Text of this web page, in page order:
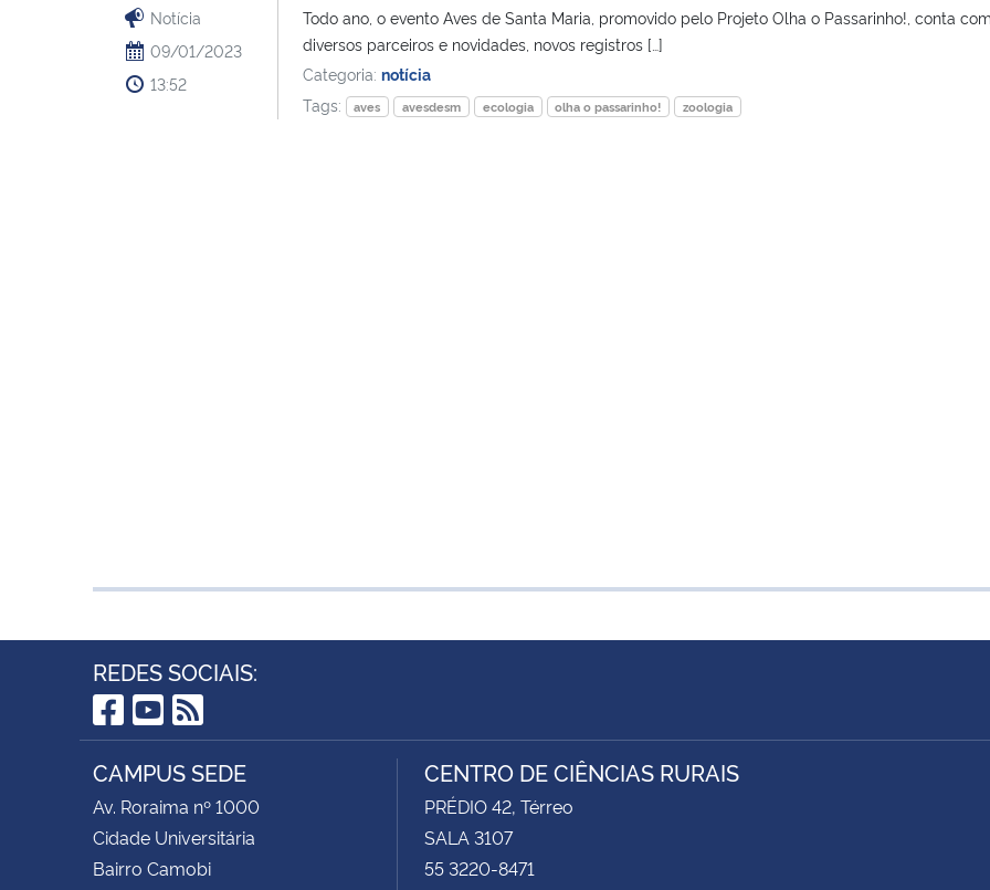
Notícia
09/01/2023
13:52
Todo ano, o evento Aves de Santa Maria, promovido pelo Projeto Olha o Passarinho!, conta com
diversos parceiros e novidades, novos registros […]
Categoria: notícia
Tags:
aves avesdesm ecologia olha o passarinho! zoologia
REDES SOCIAIS:
Facebook
YouTube
RSS
CAMPUS SEDE
Av. Roraima nº 1000
Cidade Universitária
Bairro Camobi
CENTRO DE CIÊNCIAS RURAIS
PRÉDIO 42, Térreo
SALA 3107
55 3220-8471